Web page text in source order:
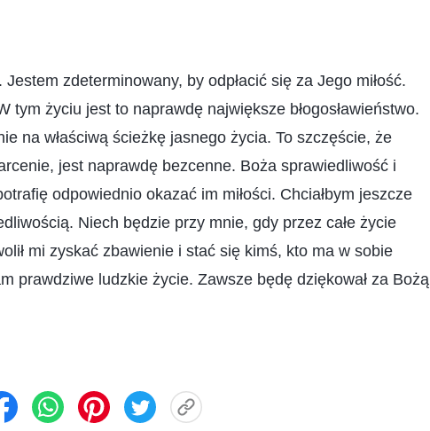
zdeterminowany, by odpłacić się za Jego miłość.
tym życiu jest to naprawdę największe błogosławieństwo.
na właściwą ścieżkę jasnego życia. To szczęście, że
jest naprawdę bezcenne. Boża sprawiedliwość i
odpowiednio okazać im miłości. Chciałbym jeszcze
Niech będzie przy mnie, gdy przez całe życie
mi zyskać zbawienie i stać się kimś, kto ma w sobie
prawdziwe ludzkie życie. Zawsze będę dziękował za Bożą